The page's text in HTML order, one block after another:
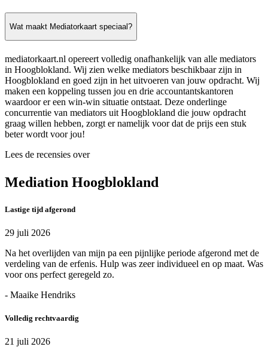
Wat maakt Mediatorkaart speciaal?
mediatorkaart.nl opereert volledig onafhankelijk van alle mediators
in Hoogblokland. Wij zien welke mediators beschikbaar zijn in
Hoogblokland en goed zijn in het uitvoeren van jouw opdracht. Wij
maken een koppeling tussen jou en drie accountantskantoren
waardoor er een win-win situatie ontstaat. Deze onderlinge
concurrentie van mediators uit Hoogblokland die jouw opdracht
graag willen hebben, zorgt er namelijk voor dat de prijs een stuk
beter wordt voor jou!
Lees de recensies over
Mediation Hoogblokland
Lastige tijd afgerond
29 juli 2026
Na het overlijden van mijn pa een pijnlijke periode afgerond met de
verdeling van de erfenis. Hulp was zeer individueel en op maat. Was
voor ons perfect geregeld zo.
- Maaike Hendriks
Volledig rechtvaardig
21 juli 2026